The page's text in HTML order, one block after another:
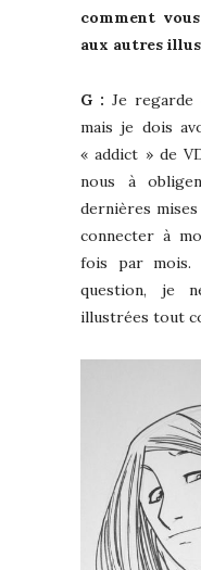
comment
aux autres
G : Je
mais je dois
« addict » de
nous à
dernières
connecter à
fois par mois.
question, je
illustrées tout